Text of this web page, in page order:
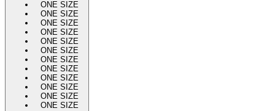
ONE SIZE
ONE SIZE
ONE SIZE
ONE SIZE
ONE SIZE
ONE SIZE
ONE SIZE
ONE SIZE
ONE SIZE
ONE SIZE
ONE SIZE
ONE SIZE